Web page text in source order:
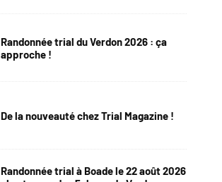
Randonnée trial du Verdon 2026 : ça
approche !
De la nouveauté chez Trial Magazine !
Randonnée trial à Boade le 22 août 2026